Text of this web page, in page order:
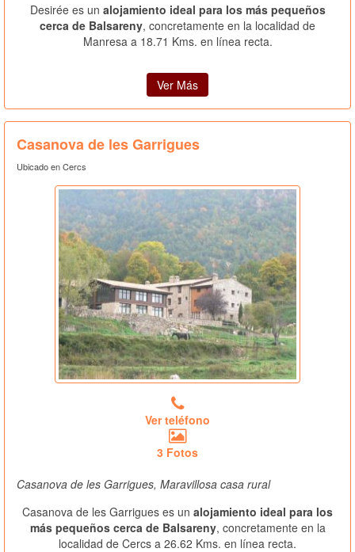
Desirée es un alojamiento ideal para los más pequeños
cerca de Balsareny, concretamente en la localidad de
Manresa a 18.71 Kms. en línea recta.
Ver Más
Casanova de les Garrigues
Ubicado en Cercs
Ver teléfono
3 Fotos
Casanova de les Garrigues, Maravillosa casa rural
Casanova de les Garrigues es un alojamiento ideal para los
más pequeños cerca de Balsareny, concretamente en la
localidad de Cercs a 26.62 Kms. en línea recta.